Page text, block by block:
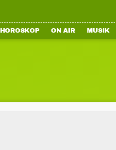
HOROSKOP ON AIR MUSIK